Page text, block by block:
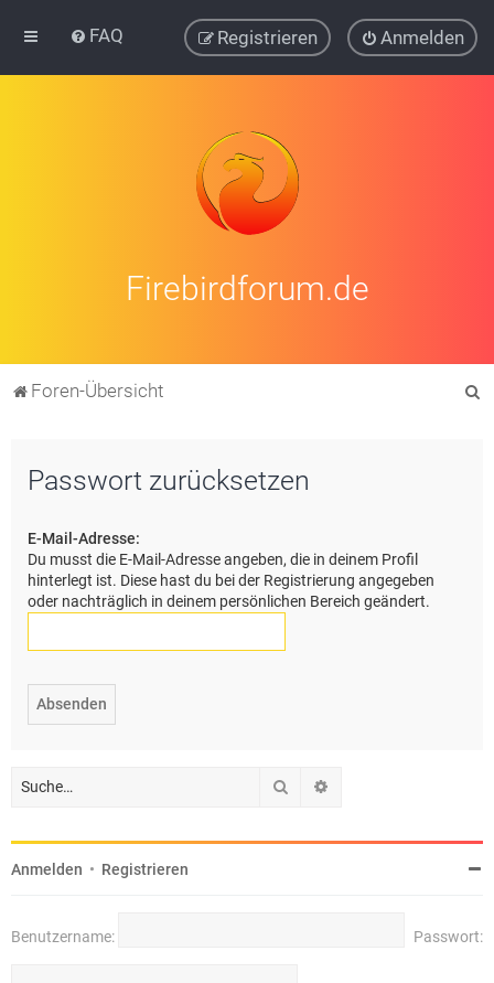
FAQ Anmelden
Registrieren
Firebirdforum.de
Foren-Übersicht
Passwort zurücksetzen
E-Mail-Adresse:
Du musst die E-Mail-Adresse angeben, die in deinem Profil
hinterlegt ist. Diese hast du bei der Registrierung angegeben
oder nachträglich in deinem persönlichen Bereich geändert.
Suche
Anmelden • Registrieren
Benutzername: Passwort: